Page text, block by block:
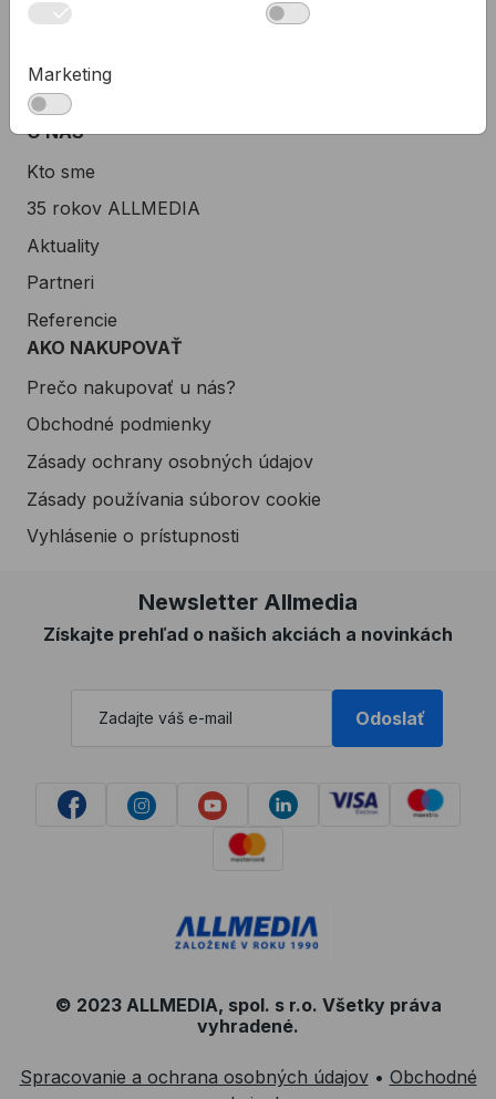
Technická podpora
Zákaznícka podpora
Servis náradia
O NÁS
Kto sme
35 rokov ALLMEDIA
Aktuality
Partneri
Referencie
AKO NAKUPOVAŤ
Prečo nakupovať u nás?
Obchodné podmienky
Zásady ochrany osobných údajov
Zásady používania súborov cookie
Vyhlásenie o prístupnosti
Newsletter Allmedia
Získajte prehľad o našich akciách a novinkách
Odoslať
© 2023 ALLMEDIA, spol. s r.o. Všetky práva
vyhradené.
Spracovanie a ochrana osobných údajov• Obchodné
Marketing